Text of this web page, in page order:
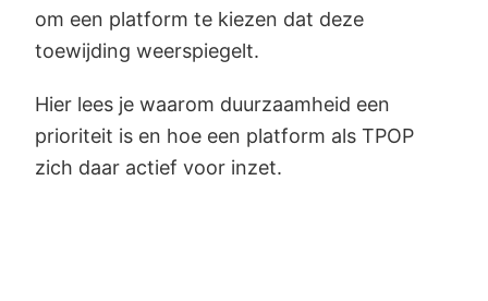
om een platform te kiezen dat deze
toewijding weerspiegelt.
Hier lees je waarom duurzaamheid een
prioriteit is en hoe een platform als TPOP
zich daar actief voor inzet.